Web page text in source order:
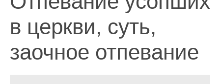
в церкви, суть,
заочное отпевание